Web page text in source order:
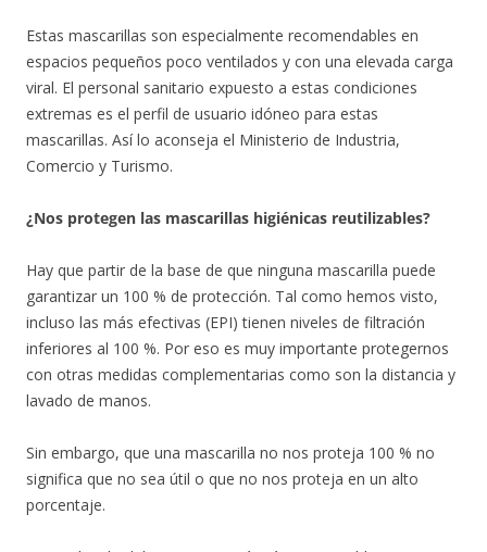
Estas mascarillas son especialmente recomendables en
espacios pequeños poco ventilados y con una elevada carga
viral. El personal sanitario expuesto a estas condiciones
extremas es el perfil de usuario idóneo para estas
mascarillas. Así lo aconseja el Ministerio de Industria,
Comercio y Turismo.
¿Nos protegen las mascarillas higiénicas reutilizables?
Hay que partir de la base de que ninguna mascarilla puede
garantizar un 100 % de protección. Tal como hemos visto,
incluso las más efectivas (EPI) tienen niveles de filtración
inferiores al 100 %. Por eso es muy importante protegernos
con otras medidas complementarias como son la distancia y
lavado de manos.
Sin embargo, que una mascarilla no nos proteja 100 % no
significa que no sea útil o que no nos proteja en un alto
porcentaje.